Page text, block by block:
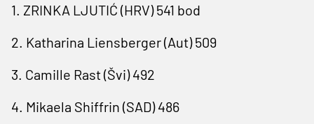
1. ZRINKA LJUTIĆ (HRV) 541 bod
2. Katharina Liensberger (Aut) 509
3. Camille Rast (Švi) 492
4. Mikaela Shiffrin (SAD) 486